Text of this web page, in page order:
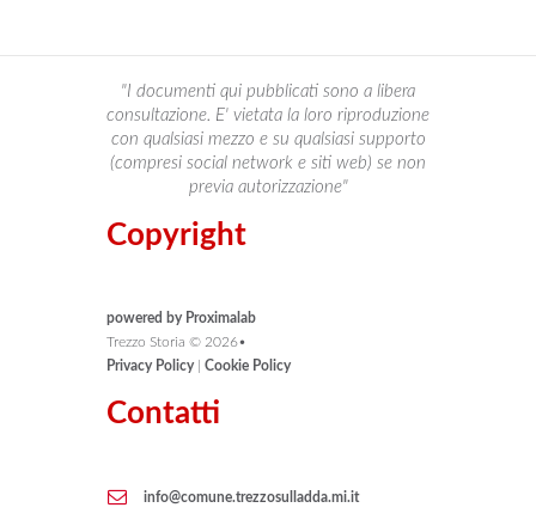
"I documenti qui pubblicati sono a libera
consultazione. E' vietata la loro riproduzione
con qualsiasi mezzo e su qualsiasi supporto
(compresi social network e siti web) se non
previa autorizzazione"
Copyright
powered by Proximalab
Trezzo Storia © 2026•
Privacy Policy
Cookie Policy
Contatti
info@comune.trezzosulladda.mi.it